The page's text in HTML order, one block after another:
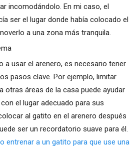
incomodándolo. En mi caso, el
ser el lugar donde había colocado el
a una zona más tranquila.
a usar el arenero, es necesario tener
pasos clave. Por ejemplo, limitar
otras áreas de la casa puede ayudar
el lugar adecuado para sus
al gatito en el arenero después
ser un recordatorio suave para él.
entrenar a un gatito para que use una